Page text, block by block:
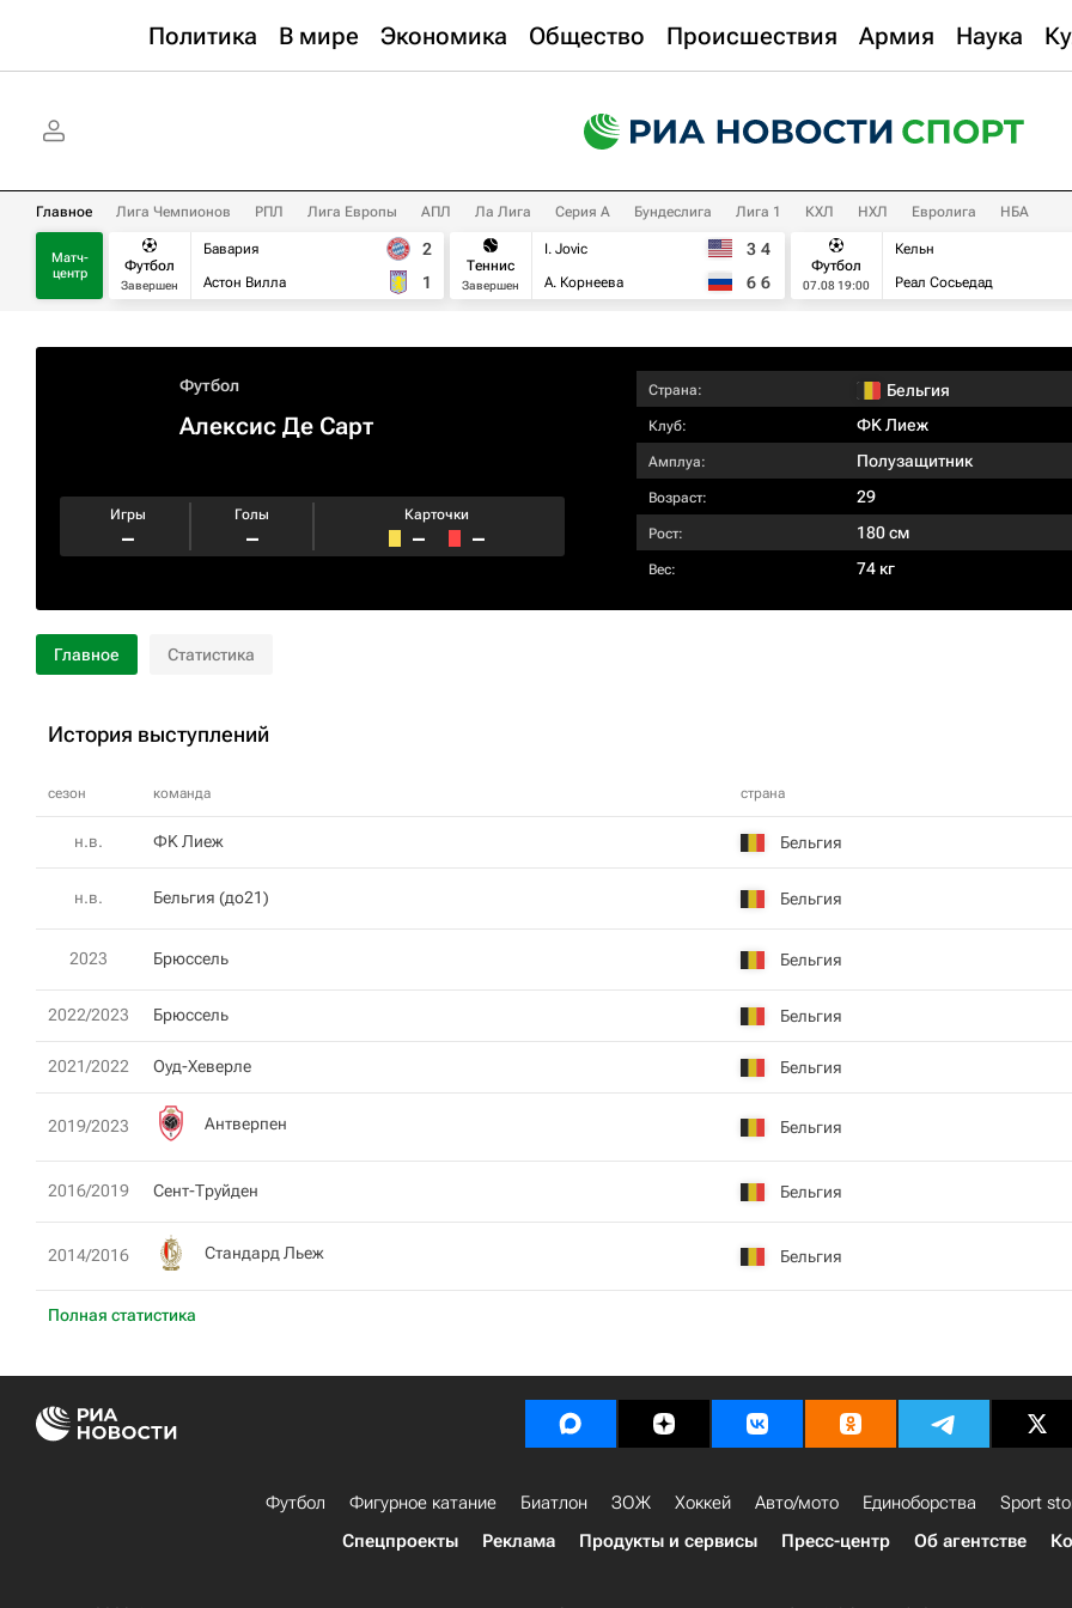
Политика В мире Экономика Общество Происшествия Армия Наука
Главное Лига Чемпионов РПЛ Лига Европы АПЛ Ла Лига Серия А Бундеслига Лига 1 КХЛ НХЛ Евролига НБА
Матч-
центр
Футбол
Завершен
Бавария
Астон Вилла
2
1
Теннис
Завершен
I. Jovic
А. Корнеева
3 4
6 6
Футбол
07.08 19:00
Кельн
Реал Сосьедад
Футбол
Алексис Де Сарт
Игры
–
Голы
–
Карточки
– –
Страна: Бельгия
Клуб: ФK Лиеж
Амплуа: Полузащитник
Возраст: 29
Рост: 180 см
Вес: 74 кг
Главное Статистика
История выступлений
сезон команда страна
Полная статистика
н.в. ФK Лиеж Бельгия
н.в. Бельгия (до21) Бельгия
2023 Брюссель Бельгия
2022/2023 Брюссель Бельгия
2021/2022 Оуд-Хеверле Бельгия
2019/2023 Антверпен Бельгия
2016/2019 Сент-Труйден Бельгия
2014/2016 Стандард Льеж Бельгия
Футбол Фигурное катание Биатлон ЗОЖ Хоккей Авто/мото Единоборства Sport
Спецпроекты
Реклама Продукты и сервисы Пресс-центр Об агентстве